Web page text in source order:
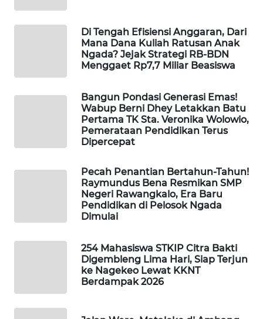
Di Tengah Efisiensi Anggaran, Dari
Mana Dana Kuliah Ratusan Anak
Ngada? Jejak Strategi RB-BDN
Menggaet Rp7,7 Miliar Beasiswa
Bangun Pondasi Generasi Emas!
Wabup Berni Dhey Letakkan Batu
Pertama TK Sta. Veronika Wolowio,
Pemerataan Pendidikan Terus
Dipercepat
Pecah Penantian Bertahun-Tahun!
Raymundus Bena Resmikan SMP
Negeri Rawangkalo, Era Baru
Pendidikan di Pelosok Ngada
Dimulai
254 Mahasiswa STKIP Citra Bakti
Digembleng Lima Hari, Siap Terjun
ke Nagekeo Lewat KKNT
Berdampak 2026
PERSONA
HEALTH
Network